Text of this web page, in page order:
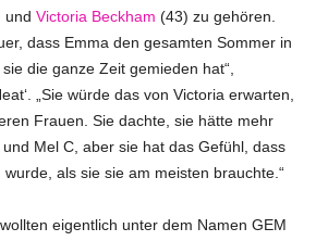
und Victoria Beckham (43) zu gehören.
dass Emma den gesamten Sommer in
die ganze Zeit gemieden hat“,
„Sie würde das von Victoria erwarten,
Frauen. Sie dachte, sie hätte mehr
Mel C, aber sie hat das Gefühl, dass
als sie sie am meisten brauchte.“
eigentlich unter dem Namen GEM